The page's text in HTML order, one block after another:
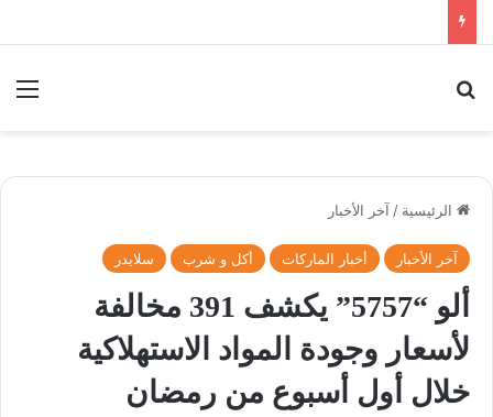
الرئيسية / آخر الأخبار
آخر الأخبار أخبار الماركات أكل و شرب سلايدر
ألو “5757” يكشف 391 مخالفة
لأسعار وجودة المواد الاستهلاكية
خلال أول أسبوع من رمضان